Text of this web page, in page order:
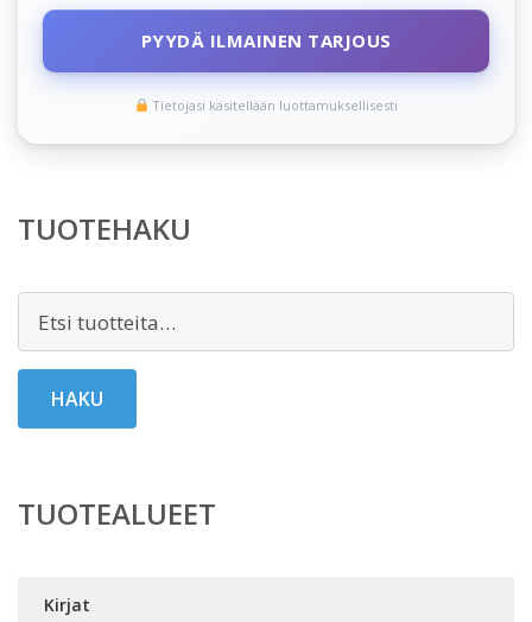
PYYDÄ ILMAINEN TARJOUS
Tietojasi käsitellään luottamuksellisesti
TUOTEHAKU
HAKU
TUOTEALUEET
Kirjat